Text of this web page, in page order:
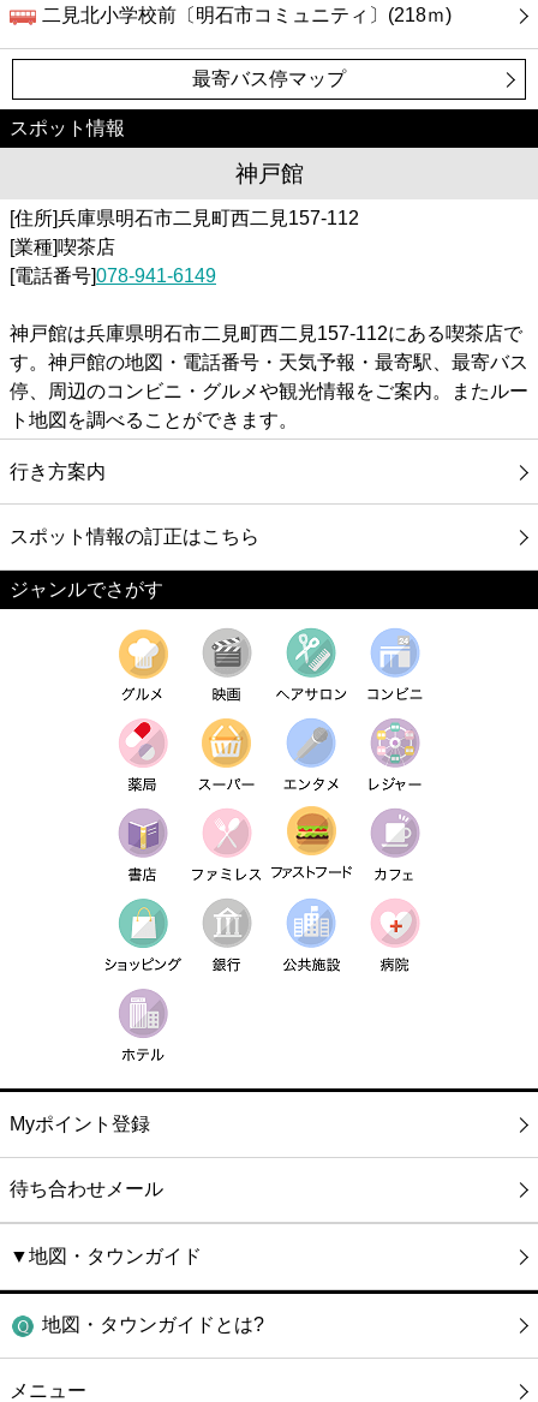
二見北小学校前〔明石市コミュニティ〕(218ｍ)
最寄バス停マップ
スポット情報
神戸館
[住所]兵庫県明石市二見町西二見157-112
[業種]喫茶店
[電話番号]078-941-6149
神戸館は兵庫県明石市二見町西二見157-112にある喫茶店で
す。神戸館の地図・電話番号・天気予報・最寄駅、最寄バス
停、周辺のコンビニ・グルメや観光情報をご案内。またルー
ト地図を調べることができます。
行き方案内
スポット情報の訂正はこちら
ジャンルでさがす
Myポイント登録
待ち合わせメール
▼地図・タウンガイド
地図・タウンガイドとは?
メニュー